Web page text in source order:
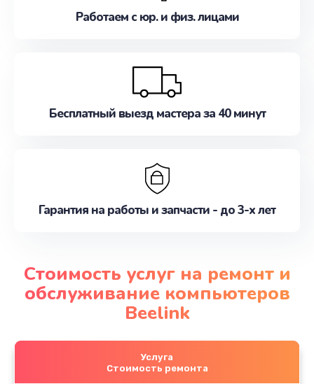
Работаем с юр. и физ. лицами
Бесплатный выезд мастера за 40 минут
Гарантия на работы и запчасти - до 3-х лет
Стоимость услуг на ремонт и
обслуживание компьютеров
Beelink
Услуга
Стоимость ремонта